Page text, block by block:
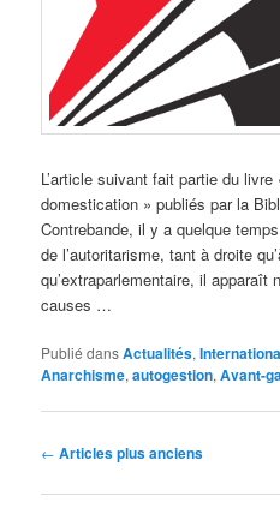
L’article suivant fait partie du
domestication » publiés par la
Contrebande, il y a quelque
de l’autoritarisme, tant à droite
qu’extraparlementaire, il apparaît
causes …
Publié dansActualités,
Anarchisme,autogestion,Avant-
Navigation
articles
← Articles plus anciens